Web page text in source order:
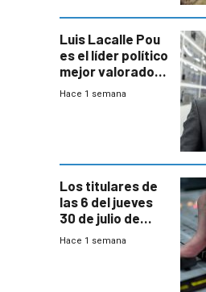
Luis Lacalle Pou
es el líder político
mejor valorado
del país, según
Hace 1 semana
Los titulares de
las 6 del jueves
30 de julio de
2026
Hace 1 semana